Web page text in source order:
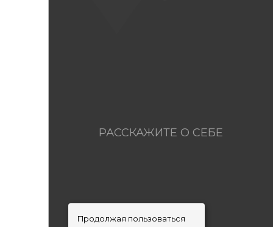
РАССКАЖИТЕ О СЕБЕ
Продолжая пользоваться